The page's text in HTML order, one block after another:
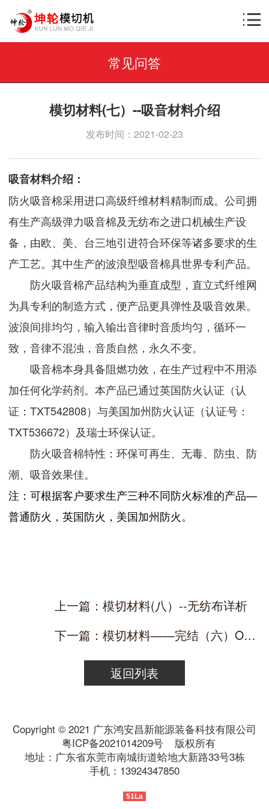
常见问答
模切材料(七）--吸音材料介绍
发布时间：2021-02-23
吸音材料介绍：
防火吸音棉采用进口高级纤维材料精制而成。公司拥
有生产高级弹力吸音棉及无纺布之进口机械生产设
备，由欧、美、台三地引进符合环保等诸多要求的生
产工艺。其中生产的波浪型吸音棉具世界专利产品。
防火吸音棉产品结构为垂直成型，直立式纤维网
为具专利的制造方式，便产品更具弹性及吸音效果。
波浪间排均匀，输入输出音律时音质均匀，循环一
致，音律不混浊，音质自然，永久不变。
吸音棉本身具备阻燃功效，在生产过程中不用添
加任何化学药剂。本产品已通过英国防火认证（认
证：TXT542808）与美国加州防火认证（认证号：
TXT536672）及瑞士环保认证。
防火吸音棉特性：环保可再生、无毒、防虫、防
潮、吸音效果佳。
注：可根据客户要求生产三种不同防火标准的产品—
普通防火，英国防火，美国加州防火。
上一篇：模切材料(八）--无纺布详析
下一篇：模切材料——完结（六）OCA介绍,生产厂家,注意事项等
返回列表
Copyright © 2021 广东鸿安昌新能源装备科技有限公司
粤ICP备2021014209号
版权所有
地址：广东省东莞市南城街道蛤地大新路33号3栋
手机：13924347850
51La